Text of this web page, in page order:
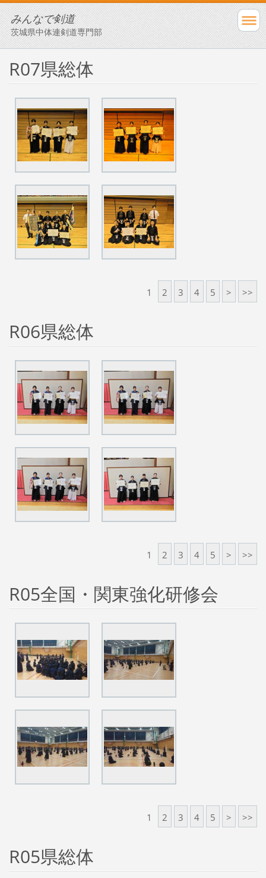
みんなで剣道
茨城県中体連剣道専門部
R07県総体
1 2 3 4 5 > >>
R06県総体
1 2 3 4 5 > >>
R05全国・関東強化研修会
1 2 3 4 5 > >>
R05県総体